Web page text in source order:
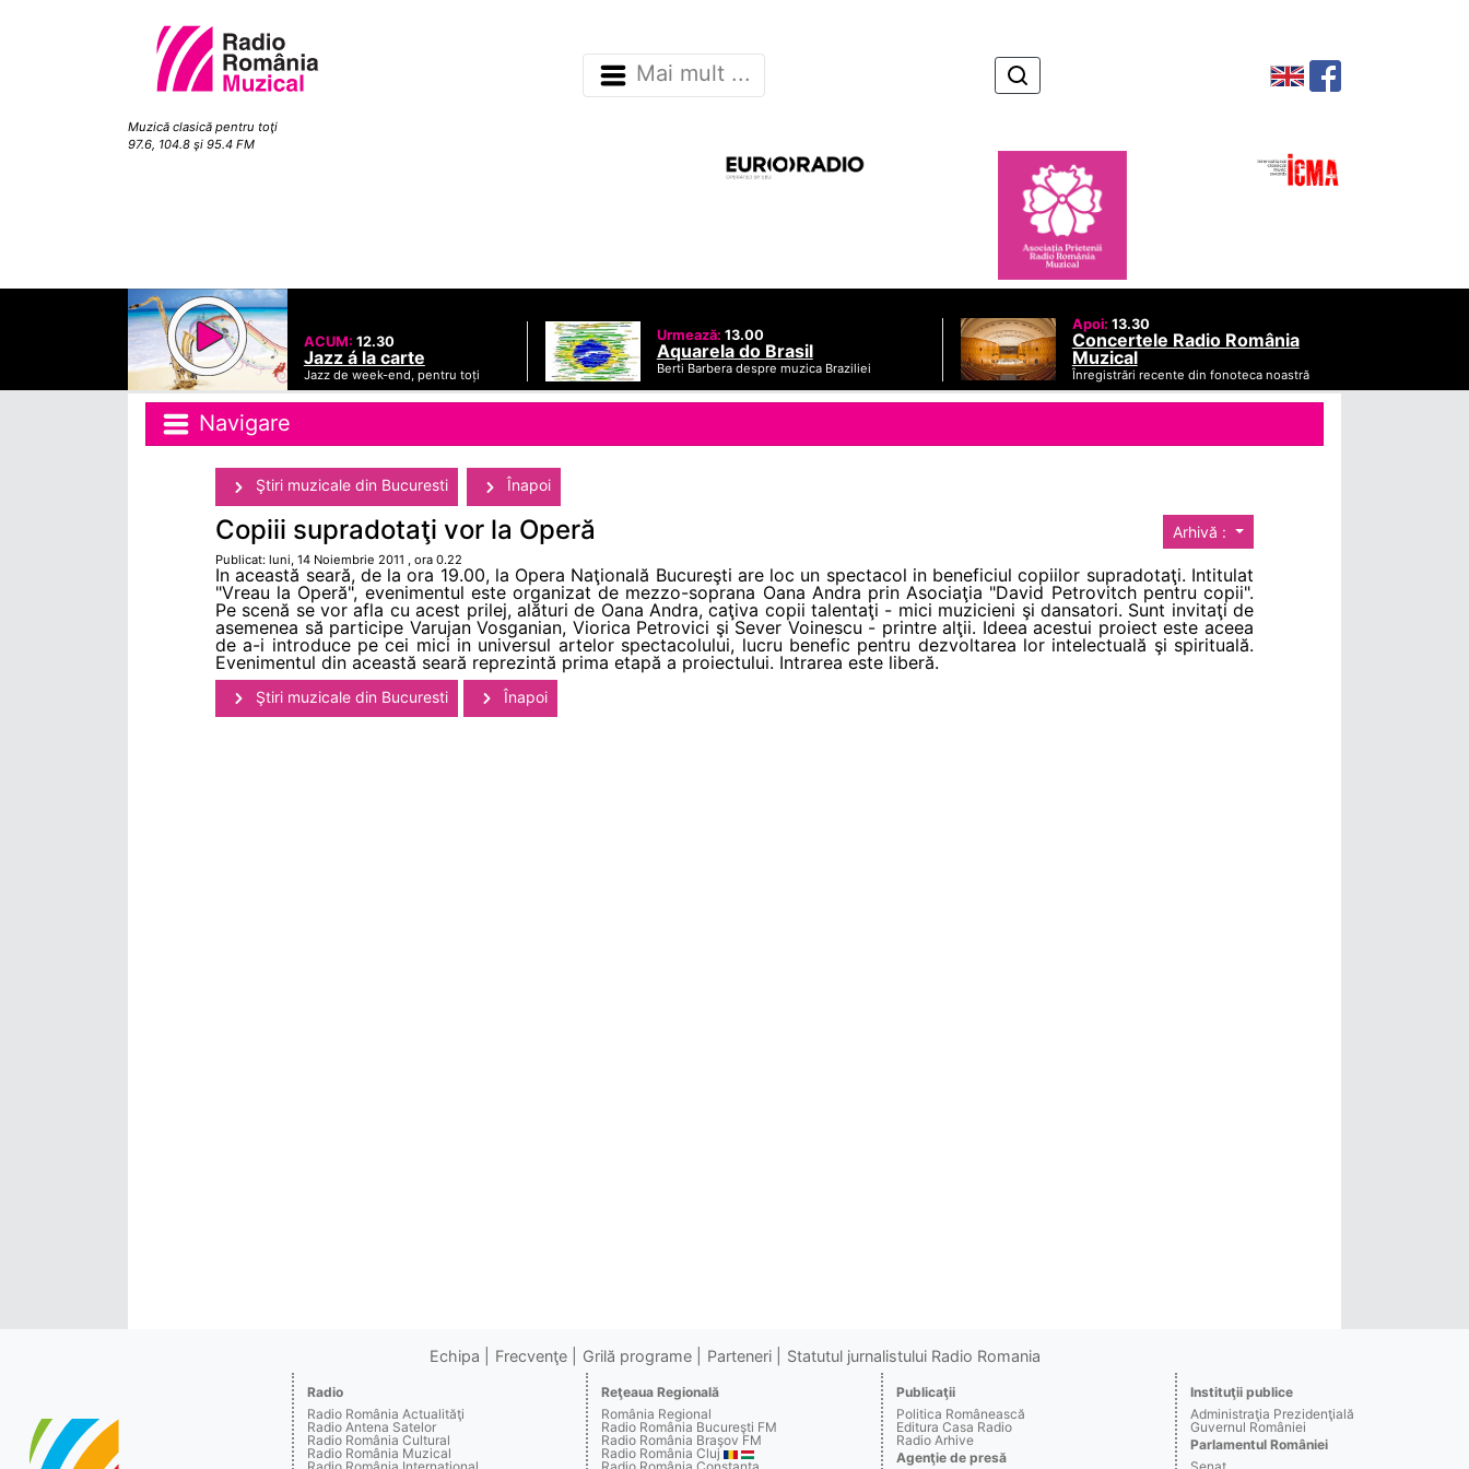
Muzică clasică pentru toţi
97.6, 104.8 şi 95.4 FM
Mai mult ...
ACUM: 12.30
Jazz á la carte
Jazz de week-end, pentru toți
Urmează: 13.00
Aquarela do Brasil
Berti Barbera despre muzica Braziliei
Apoi: 13.30
Concertele Radio România
Muzical
Înregistrări recente din fonoteca noastră
Navigare
Ştiri muzicale din Bucuresti Înapoi
Arhivă :
Copiii supradotaţi vor la Operă
Publicat: luni, 14 Noiembrie 2011 , ora 0.22
In această seară, de la ora 19.00, la Opera Naţională Bucureşti are loc un spectacol in beneficiul copiilor supradotaţi. Intitulat
"Vreau la Operă", evenimentul este organizat de mezzo-soprana Oana Andra prin Asociaţia "David Petrovitch pentru copii".
Pe scenă se vor afla cu acest prilej, alături de Oana Andra, caţiva copii talentaţi - mici muzicieni şi dansatori. Sunt invitaţi de
asemenea să participe Varujan Vosganian, Viorica Petrovici şi Sever Voinescu - printre alţii. Ideea acestui proiect este aceea
de a-i introduce pe cei mici in universul artelor spectacolului, lucru benefic pentru dezvoltarea lor intelectuală şi spirituală.
Evenimentul din această seară reprezintă prima etapă a proiectului. Intrarea este liberă.
Ştiri muzicale din Bucuresti Înapoi
Echipa Frecvenţe Grilă programe Parteneri Statutul jurnalistului Radio Romania
Radio
Radio România Actualităţi
Radio Antena Satelor
Radio România Cultural
Radio România Muzical
Reţeaua Regională
România Regional
Radio România Bucureşti FM
Radio România Braşov FM
Radio România Cluj
Publicaţii
Politica Românească
Editura Casa Radio
Radio Arhive
Agenţie de presă
Instituţii publice
Administraţia Prezidenţială
Guvernul României
Parlamentul României